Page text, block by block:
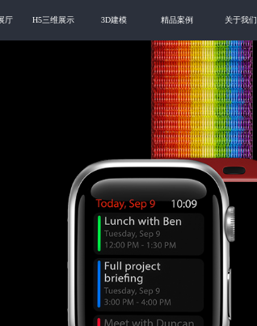
厅 H5三维展示 3D建模 精品案例 关于我们